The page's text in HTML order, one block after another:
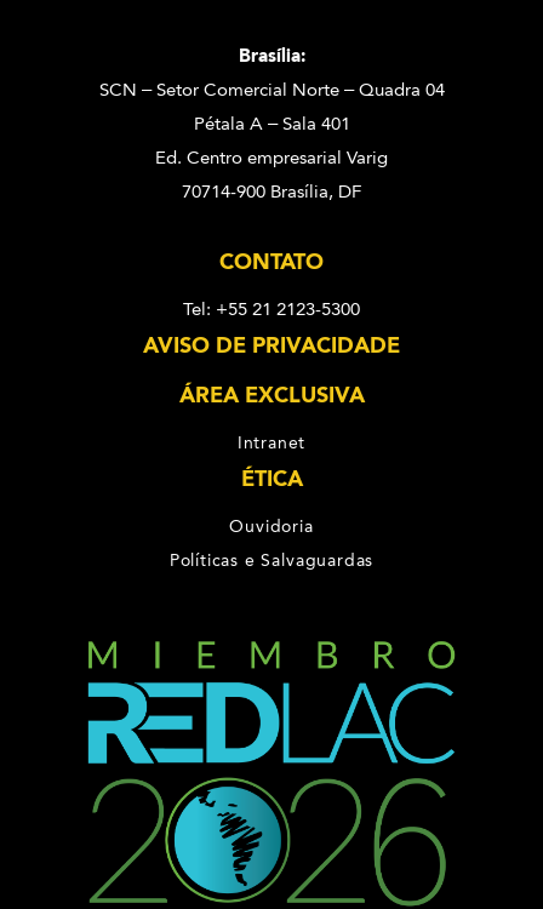
Brasília:
SCN – Setor Comercial Norte – Quadra 04
Pétala A – Sala 401
Ed. Centro empresarial Varig
70714-900 Brasília, DF
CONTATO
Tel: +55 21 2123-5300
AVISO DE PRIVACIDADE
ÁREA EXCLUSIVA
Intranet
ÉTICA
Ouvidoria
Políticas e Salvaguardas